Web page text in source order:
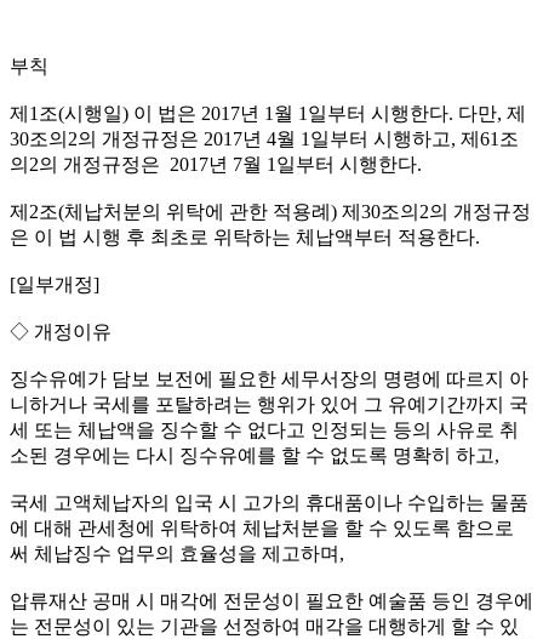
부칙
제1조(시행일) 이 법은 2017년 1월 1일부터 시행한다. 다만, 제
30조의2의 개정규정은 2017년 4월 1일부터 시행하고, 제61조
의2의 개정규정은 2017년 7월 1일부터 시행한다.
제2조(체납처분의 위탁에 관한 적용례) 제30조의2의 개정규정
은 이 법 시행 후 최초로 위탁하는 체납액부터 적용한다.
[일부개정]
◇ 개정이유
징수유예가 담보 보전에 필요한 세무서장의 명령에 따르지 아
니하거나 국세를 포탈하려는 행위가 있어 그 유예기간까지 국
세 또는 체납액을 징수할 수 없다고 인정되는 등의 사유로 취
소된 경우에는 다시 징수유예를 할 수 없도록 명확히 하고,
국세 고액체납자의 입국 시 고가의 휴대품이나 수입하는 물품
에 대해 관세청에 위탁하여 체납처분을 할 수 있도록 함으로
써 체납징수 업무의 효율성을 제고하며,
압류재산 공매 시 매각에 전문성이 필요한 예술품 등인 경우에
는 전문성이 있는 기관을 선정하여 매각을 대행하게 할 수 있